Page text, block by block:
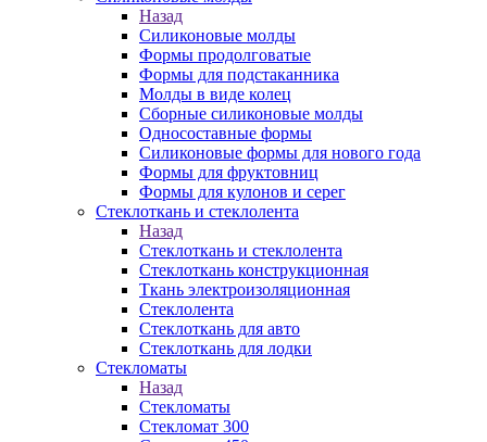
Назад
Силиконовые молды
Формы продолговатые
Формы для подстаканника
Молды в виде колец
Сборные силиконовые молды
Односоставные формы
Силиконовые формы для нового года
Формы для фруктовниц
Формы для кулонов и серег
Стеклоткань и стеклолента
Назад
Стеклоткань и стеклолента
Стеклоткань конструкционная
Ткань электроизоляционная
Стеклолента
Стеклоткань для авто
Стеклоткань для лодки
Стекломаты
Назад
Стекломаты
Стекломат 300